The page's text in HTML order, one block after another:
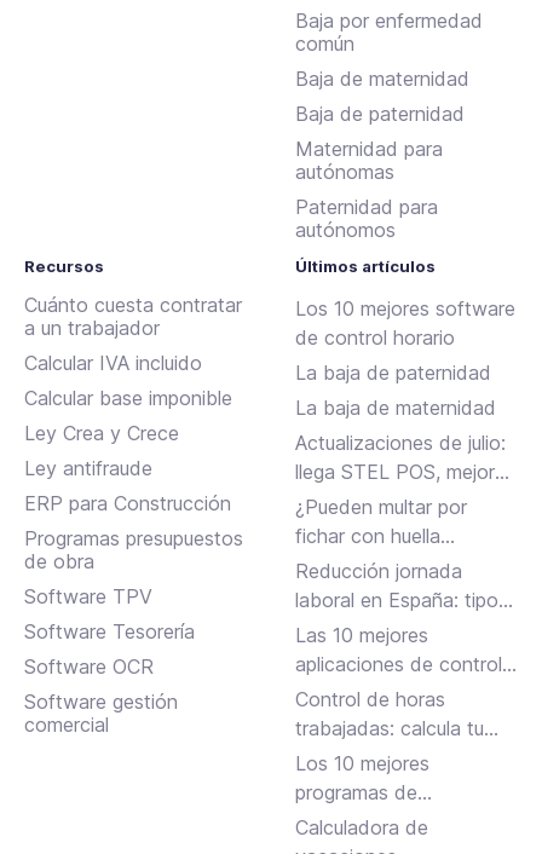
Baja por enfermedad
común
Baja de maternidad
Baja de paternidad
Maternidad para
autónomas
Paternidad para
autónomos
Recursos
Cuánto cuesta contratar
a un trabajador
Calcular IVA incluido
Calcular base imponible
Ley Crea y Crece
Ley antifraude
ERP para Construcción
Programas presupuestos
de obra
Software TPV
Software Tesorería
Software OCR
Software gestión
comercial
Últimos artículos
Los 10 mejores software
de control horario
La baja de paternidad
La baja de maternidad
Actualizaciones de julio:
llega STEL POS, mejoras
en Assistant, albaranes
en Inbox y más
¿Pueden multar por
fichar con huella
dactilar?
Reducción jornada
laboral en España: tipos,
requisitos y cómo
solicitarla
Las 10 mejores
aplicaciones de control
horario para fichar en el
trabajo
Control de horas
trabajadas: calcula tu
jornada laboral
Los 10 mejores
programas de
facturación gratuitos y
Calculadora de